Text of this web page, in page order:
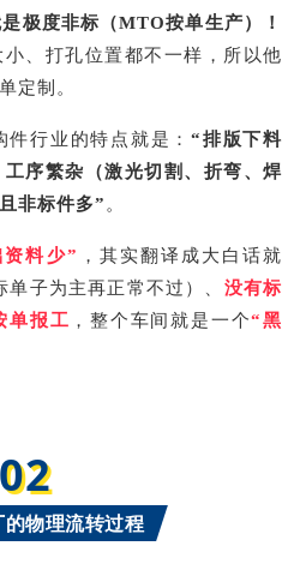
极度非标（MTO按单生产）！
、打孔位置都不一样，所以他
定制。
件行业的特点就是：“排版下料
工序繁杂（激光切割、折弯、焊
非标件多” 。
资料少” ，其实翻译成大白话就
单子为主再正常不过）、 没有标
单报工 ，整个车间就是一个“黑
02
物理流转过程